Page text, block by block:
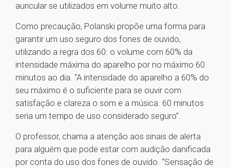
auricular se utilizados em volume muito alto.
Como precaução, Polanski propõe uma forma para
garantir um uso seguro dos fones de ouvido,
utilizando a regra dos 60: o volume com 60% da
intensidade máxima do aparelho por no máximo 60
minutos ao dia. “A intensidade do aparelho a 60% do
seu máximo é o suficiente para se ouvir com
satisfação e clareza o som e a música. 60 minutos
seria um tempo de uso considerado seguro”.
O professor, chama a atenção aos sinais de alerta
para alguém que pode estar com audição danificada
por conta do uso dos fones de ouvido. “Sensação de